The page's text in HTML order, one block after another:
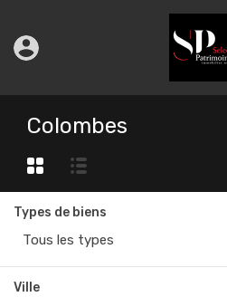
Colombes
Types de biens
Tous les types
Ville